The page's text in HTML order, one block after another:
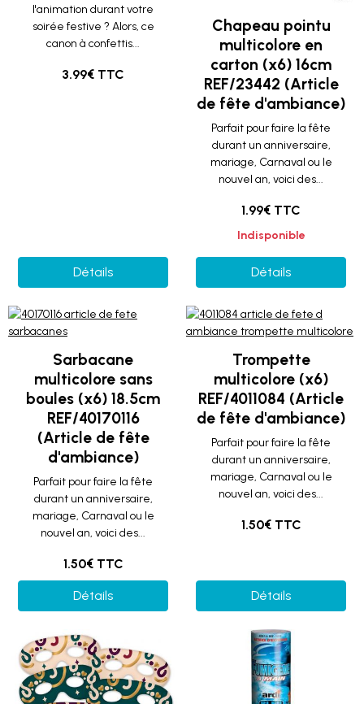
l'animation durant votre
soirée festive ? Alors, ce
canon à confettis...
3.99€ TTC
Détails
Chapeau pointu
multicolore en
carton (x6) 16cm
REF/23442 (Article
de fête d'ambiance)
Parfait pour faire la fête
durant un anniversaire,
mariage, Carnaval ou le
nouvel an, voici des...
1.99€ TTC
Indisponible
Détails
Sarbacane
multicolore sans
boules (x6) 18.5cm
REF/40170116
(Article de fête
d'ambiance)
Parfait pour faire la fête
durant un anniversaire,
mariage, Carnaval ou le
nouvel an, voici des...
1.50€ TTC
Détails
Trompette
multicolore (x6)
REF/4011084 (Article
de fête d'ambiance)
Parfait pour faire la fête
durant un anniversaire,
mariage, Carnaval ou le
nouvel an, voici des...
1.50€ TTC
Détails